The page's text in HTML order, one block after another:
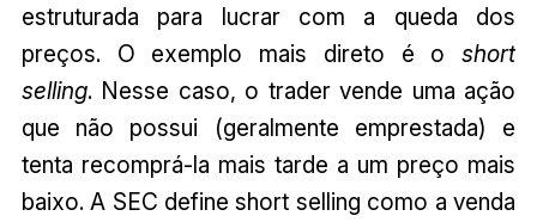
estruturada para lucrar com a queda dos
preços. O exemplo mais direto é oshort
selling. Nesse caso, o trader vende uma ação
que não possui (geralmente emprestada) e
tenta recomprá-la mais tarde a um preço mais
baixo. A SEC define short selling como a venda